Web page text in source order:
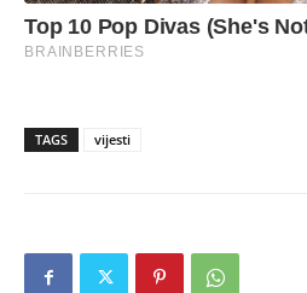
TAGS vijesti